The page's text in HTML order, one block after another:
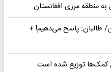
منطقه مرزی افغانستان
طالبان: پاسخ می‌دهیم! +
کمک‌ها توزیع شده است